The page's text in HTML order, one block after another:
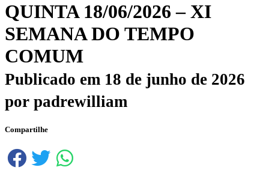
QUINTA 18/06/2026 – XI
SEMANA DO TEMPO
COMUM
Publicado em 18 de junho de 2026
por padrewilliam
Compartilhe